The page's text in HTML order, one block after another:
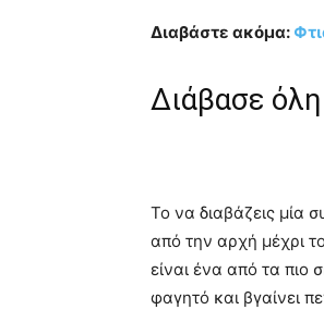
Σχεδόν σε όλα τα
καθαριστούν, να
μαγείρεμα και θα σε
Μάθε τις